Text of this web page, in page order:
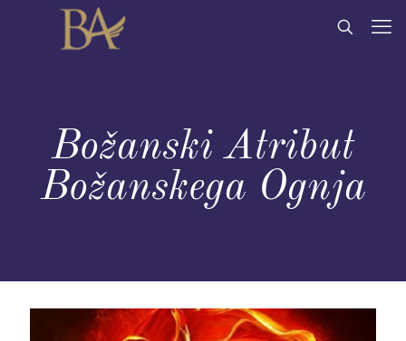
Božanski Atribut
Božanskega Ognja